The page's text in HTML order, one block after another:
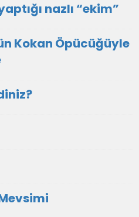
nazlı “ekim”
Kokan Öpücüğüyle